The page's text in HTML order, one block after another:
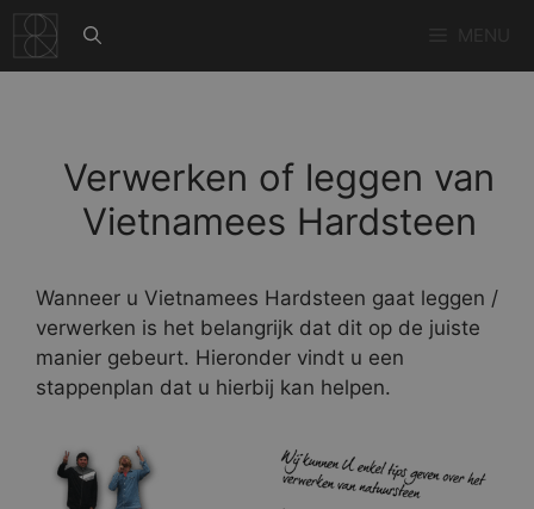
naar
de
Verwerken of leggen van
Vietnamees Hardsteen
Wanneer u Vietnamees Hardsteen gaat leggen /
verwerken is het belangrijk dat dit op de juiste
manier gebeurt. Hieronder vindt u een
stappenplan dat u hierbij kan helpen.